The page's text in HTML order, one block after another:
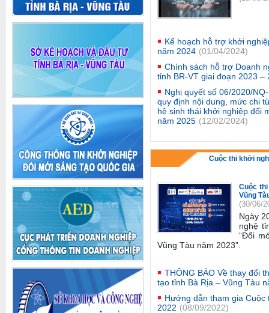
Kế hoạch hỗ trợ khởi
năm 2024 (01/04/2024)
Chính sách hỗ trợ Doanh
tỉnh BR-VT giai đoạn 2023 –
Nghị quyết số 06/2020/
quy định nội dung, mức chi
hệ sinh thái khởi nghiệp đổi
năm 2025 (12/02/2024)
Cuộc thi khởi
Cuộc
Vũng
(30/06/
Ngày
nghệ
“Đổi
Vũng Tàu năm 2023”
THÔNG BÁO Về thay đổi
tạo tỉnh Bà Rịa – Vũng Tàu
Hướng dẫn tham gia
2022 (08/09/2022)